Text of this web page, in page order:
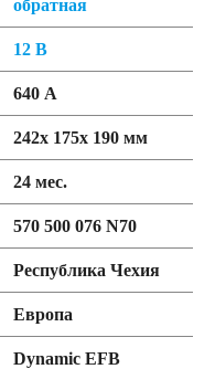
обратная
12 В
640 А
242x 175x 190 мм
24 мес.
570 500 076 N70
Республика Чехия
Европа
Dynamic EFB